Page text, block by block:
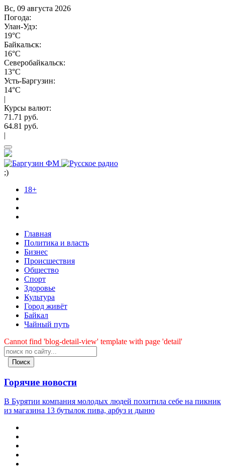
Вс, 09 августа 2026
Погода:
Улан-Удэ:
19°C
Байкальск:
16°C
Северобайкальск:
13°C
Усть-Баргузин:
14°C
|
Курсы валют:
71.71 руб.
64.81 руб.
|
;)
18+
Главная
Политика и власть
Бизнес
Происшествия
Общество
Cпорт
Здоровье
Культура
Город живёт
Байкал
Чайный путь
Cannot find 'blog-detail-view' template with page 'detail'
Поиск
Горячие новости
В Бурятии компания молодых людей похитила себе на пикник
из магазина 13 бутылок пива, арбуз и дыню